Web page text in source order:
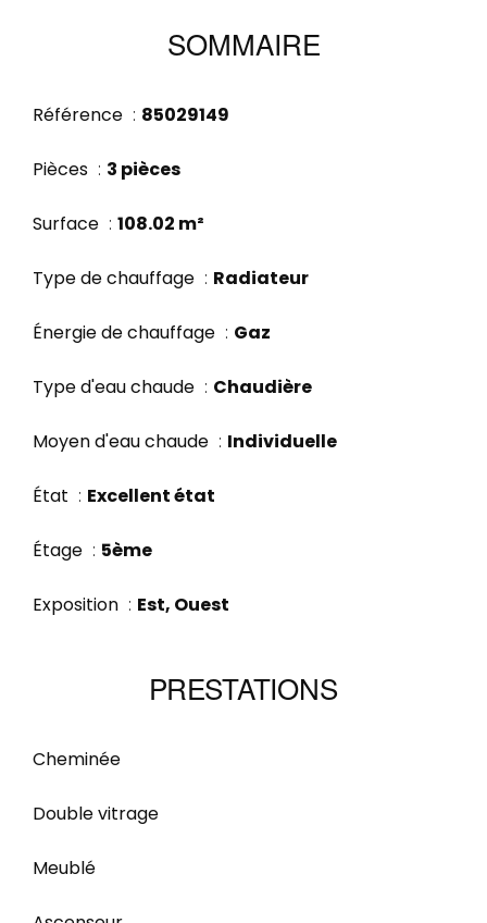
SOMMAIRE
Référence 85029149
Pièces 3 pièces
Surface 108.02 m²
Type de chauffage Radiateur
Énergie de chauffage Gaz
Type d'eau chaude Chaudière
Moyen d'eau chaude Individuelle
État Excellent état
Étage 5ème
Exposition Est, Ouest
PRESTATIONS
Cheminée
Double vitrage
Meublé